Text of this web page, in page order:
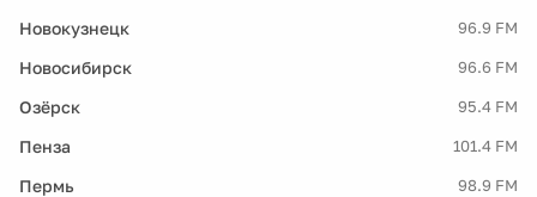
Новокузнецк 96.9 FM
Новосибирск 96.6 FM
Озёрск 95.4 FM
Пенза 101.4 FM
Пермь 98.9 FM